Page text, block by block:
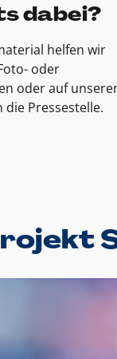
dabei?
helfen wir
oder
oder auf
die Pressestelle.